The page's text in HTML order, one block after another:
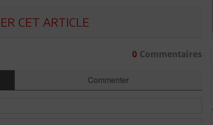
CET ARTICLE
0Commentaires
Commenter